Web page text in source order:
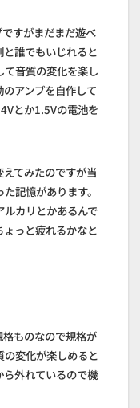
すがまだまだ遊べ
誰でもいじれると
て音質の変化を楽し
アンプを自作して
とか1.5Vの電池を
てみたのですが当
記憶があります。
カリとかあるんで
っと疲れるかなと
ものなので規格が
変化が楽しめると
外れているので機